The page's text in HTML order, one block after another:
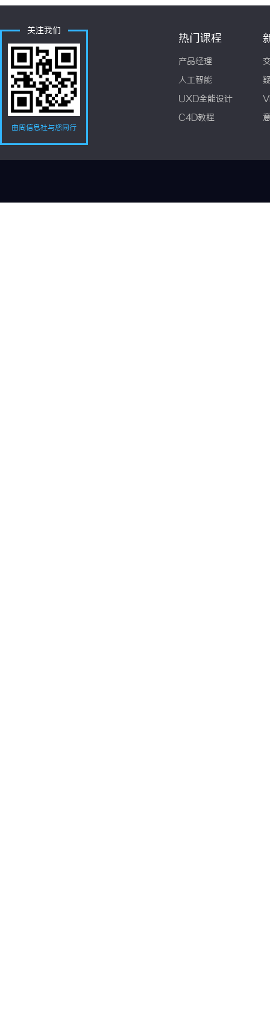
关注我们
曲周信息社与您同行
热门课程
产品经理
人工智能
UXD全能设计
C4D教程